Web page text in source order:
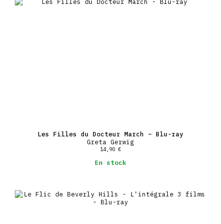
Les Filles du Docteur March – Blu-ray
Greta Gerwig
14,90 €
En stock